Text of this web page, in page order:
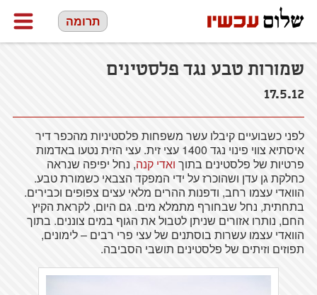
תרומה
שמורות טבע נגד פלסטינים
17.5.12
לפני כשבועיים קיבלו עשר משפחות פלסטיניות מהכפר דיר
איסתיא צווי פינוי נגד 1400 עצי זית. עצי הזית נטעו באדמות
פרטיות של פלסטינים בתוך ואדי קנה, נחל יפיפה שנראה
כחלקת גן עדן ושהוכרז על ידי המפקד הצבאי כשמורת טבע.
הוואדי עצמו רחב, ודפנות ההרים מלאי עצים צפופים וכבירים.
בתחתית, נחל שבחורף מתמלא מים. גם היום, לקראת הקיץ
החם, נותרו אזורים שניתן לטבול את הגוף במים צוננים. בתוך
הוואדי עצמו עשרות בוסתנים של עצי פרי רבים – לימונים,
תפוזים וזיתים של פלסטינים תושבי הסביבה.